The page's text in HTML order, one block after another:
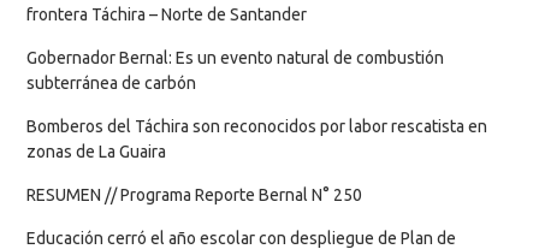
frontera Táchira – Norte de Santander
Gobernador Bernal: Es un evento natural de combustión
subterránea de carbón
Bomberos del Táchira son reconocidos por labor rescatista en
zonas de La Guaira
RESUMEN // Programa Reporte Bernal N° 250
Educación cerró el año escolar con despliegue de Plan de